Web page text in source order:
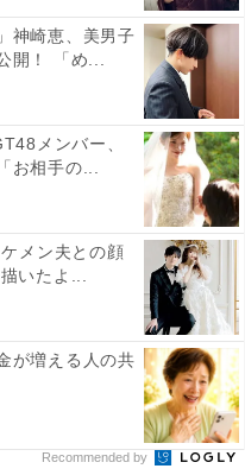
神崎恵、美男子
開！ 「め...
メンバー、
お相手の...
メン夫との顔
いたよ...
が増える人の共
Recommended by